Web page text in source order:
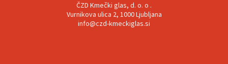
ČZD Kmečki glas, d. o. o .
Vurnikova ulica 2, 1000 Ljubljana
info@czd-kmeckiglas.si